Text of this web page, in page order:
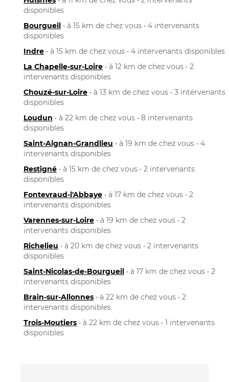
disponibles
Bourgueil • à 15 km de chez vous • 4 intervenants
disponibles
Indre • à 15 km de chez vous • 4 intervenants disponibles
La Chapelle-sur-Loire • à 12 km de chez vous • 2
intervenants disponibles
Chouzé-sur-Loire • à 13 km de chez vous • 3 intervenants
disponibles
Loudun • à 22 km de chez vous • 8 intervenants
disponibles
Saint-Aignan-Grandlieu • à 19 km de chez vous • 4
intervenants disponibles
Restigné • à 15 km de chez vous • 2 intervenants
disponibles
Fontevraud-l'Abbaye • à 17 km de chez vous • 2
intervenants disponibles
Varennes-sur-Loire • à 19 km de chez vous • 2
intervenants disponibles
Richelieu • à 20 km de chez vous • 2 intervenants
disponibles
Saint-Nicolas-de-Bourgueil • à 17 km de chez vous • 2
intervenants disponibles
Brain-sur-Allonnes • à 22 km de chez vous • 2
intervenants disponibles
Trois-Moutiers • à 22 km de chez vous • 1 intervenants
disponibles